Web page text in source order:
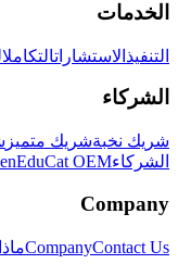
الخدمات
التنفيذ الاستشاراتالتكامل
الشركاء
شريك نخبةشريك متميز
الشركاءOEM
Company
CompanyContact Us